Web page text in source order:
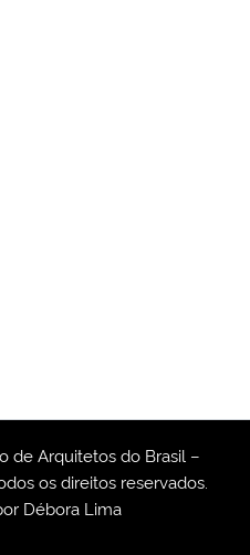
Arquitetos do Brasil –
os direitos reservados.
Débora Lima